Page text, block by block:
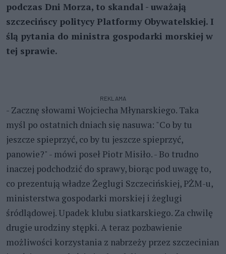
podczas Dni Morza, to skandal - uważają
szczecińscy politycy Platformy Obywatelskiej. I
ślą pytania do ministra gospodarki morskiej w
tej sprawie.
REKLAMA
- Zacznę słowami Wojciecha Młynarskiego. Taka
myśl po ostatnich dniach się nasuwa: "Co by tu
jeszcze spieprzyć, co by tu jeszcze spieprzyć,
panowie?" - mówi poseł Piotr Misiło. - Bo trudno
inaczej podchodzić do sprawy, biorąc pod uwagę to,
co prezentują władze Żeglugi Szczecińskiej, PŻM-u,
ministerstwa gospodarki morskiej i żeglugi
śródlądowej. Upadek klubu siatkarskiego. Za chwilę
drugie urodziny stępki. A teraz pozbawienie
możliwości korzystania z nabrzeży przez szczecinian